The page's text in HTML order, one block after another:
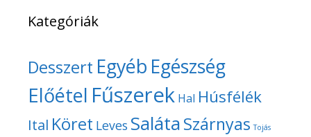
Kategóriák
Desszert Egyéb Egészség
Előétel Fűszerek Hal Húsfélék
Ital Köret Leves SalátaSzárnyas Tojás